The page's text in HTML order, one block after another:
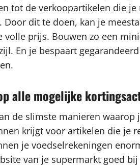
tot de verkoopartikelen die
Door dit te doen, kan je
volle prijs. Bouwen zo een
En je bespaart
alle mogelijke
de slimste manieren
krijgt voor artikelen die je
je voedselrekeningen
van je supermarkt goed